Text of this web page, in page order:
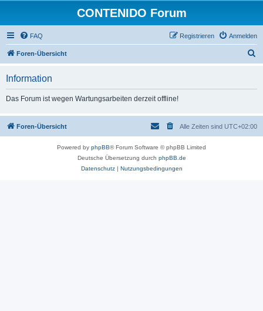
CONTENIDO Forum
FAQ Anmelden
Registrieren
Foren-Übersicht
Information
Das Forum ist wegen Wartungsarbeiten derzeit offline!
Foren-Übersicht Alle Zeiten sind UTC+02:00
Powered by phpBB® Forum Software © phpBB Limited
Deutsche Übersetzung durch phpBB.de
Datenschutz| Nutzungsbedingungen